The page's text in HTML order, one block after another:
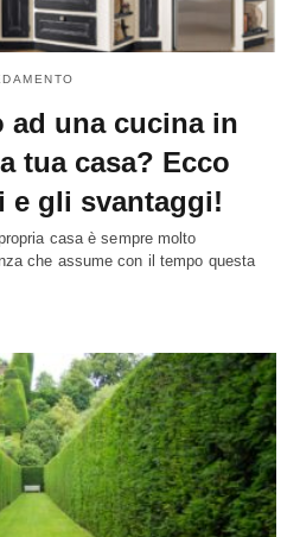
ad una cucina in
tua casa? Ecco
e gli svantaggi!
casa è sempre molto
che assume con il tempo questa